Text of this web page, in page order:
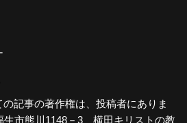
記事の著作権は、投稿者にありま
市熊川1148－3 横田キリストの教